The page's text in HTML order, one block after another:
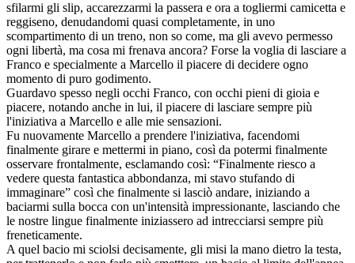
sfilarmi gli slip, accarezzarmi la passera e ora a togliermi camicetta e
reggiseno, denudandomi quasi completamente, in uno
scompartimento di un treno, non so come, ma gli avevo permesso
ogni libertà, ma cosa mi frenava ancora? Forse la voglia di lasciare a
Franco e specialmente a Marcello il piacere di decidere ogno
momento di puro godimento.
Guardavo spesso negli occhi Franco, con occhi pieni di gioia e
piacere, notando anche in lui, il piacere di lasciare sempre più
l'iniziativa a Marcello e alle mie sensazioni.
Fu nuovamente Marcello a prendere l'iniziativa, facendomi
finalmente girare e mettermi in piano, così da potermi finalmente
osservare frontalmente, esclamando così: “Finalmente riesco a
vedere questa fantastica abbondanza, mi stavo stufando di
immaginare” così che finalmente si lasciò andare, iniziando a
baciarmi sulla bocca con un'intensità impressionante, lasciando che
le nostre lingue finalmente iniziassero ad intrecciarsi sempre più
freneticamente.
A quel bacio mi sciolsi decisamente, gli misi la mano dietro la testa,